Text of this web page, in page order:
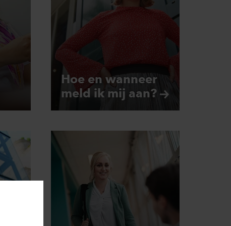
Hoe en wanneer
meld ik mij aan?